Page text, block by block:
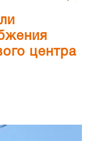
центра